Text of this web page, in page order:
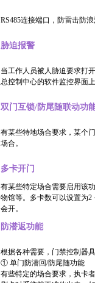
RS485连接端口，防雷击防
胁迫报警
当工作人员被人胁迫要求打
总控制中心的软件监控界面
双门互锁/防尾随联动功
有某些特地场合要求，某个
场合。
多卡开门
有某些特定场合需要启用该
物馆等。多卡数可以设置为
会开。
防潜返功能
根据各种需要，门禁控制器
① 单门防潜回/防尾随功能
有些特定的场合要求，执卡